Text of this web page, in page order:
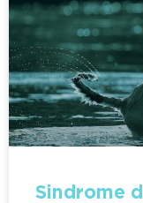
Sindrome